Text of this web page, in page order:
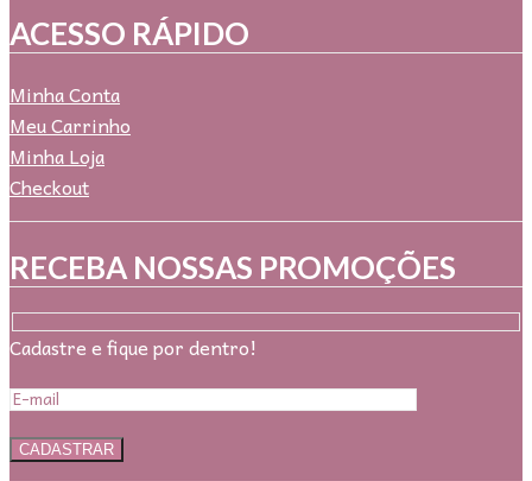
ACESSO RÁPIDO
Minha Conta
Meu Carrinho
Minha Loja
Checkout
RECEBA NOSSAS PROMOÇÕES
Cadastre e fique por dentro!